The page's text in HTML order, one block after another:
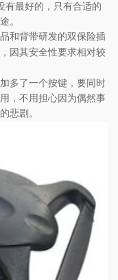
有最好的，只有合适的
。
和背带研发的双保险插
因其安全性要求相对较
多了一个按键，要同时
，不用担心因为偶然事
悲剧。